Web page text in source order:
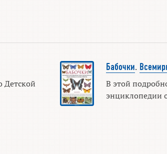
Детской
Бабочки.
В этой
энциклопедии